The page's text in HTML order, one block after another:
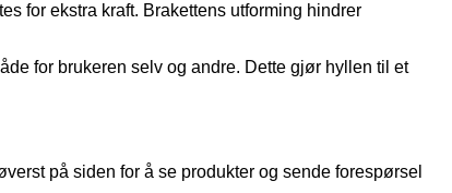
for ekstra kraft. Brakettens utforming hindrer
for brukeren selv og andre. Dette gjør hyllen til et
på siden for å se produkter og sende forespørsel